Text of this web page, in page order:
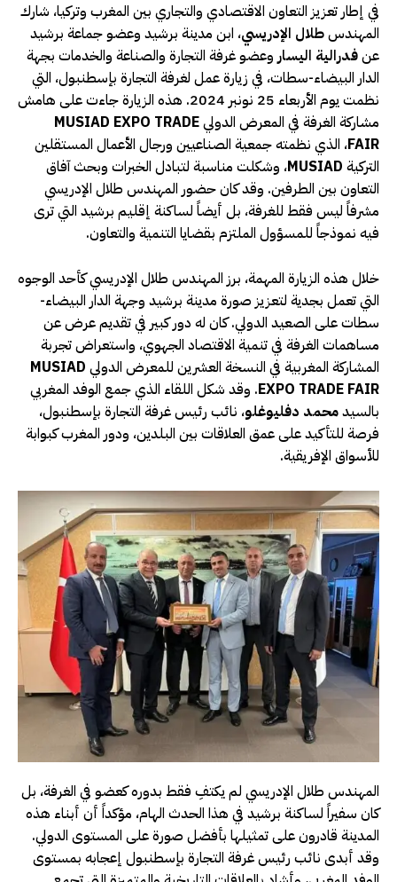
في إطار تعزيز التعاون الاقتصادي والتجاري بين المغرب وتركيا، شارك
المهندسطلال الإدريسي، ابن مدينة برشيد وعضو جماعة برشيد
عنفدرالية اليساروعضو غرفة التجارة والصناعة والخدمات بجهة
الدار البيضاء-سطات، في زيارة عمل لغرفة التجارة بإسطنبول، التي
نظمت يوم الأربعاء 25 نونبر 2024. هذه الزيارة جاءت على هامش
مشاركة الغرفة في المعرض الدوليMUSIAD EXPO TRADE
FAIR، الذي نظمته جمعية الصناعيين ورجال الأعمال المستقلين
التركية MUSIAD، وشكلت مناسبة لتبادل الخبرات وبحث آفاق
التعاون بين الطرفين. وقد كان حضور المهندس طلال الإدريسي
مشرفاً ليس فقط للغرفة، بل أيضاً لساكنة إقليم برشيد التي ترى
فيه نموذجاً للمسؤول الملتزم بقضايا التنمية والتعاون.
خلال هذه الزيارة المهمة، برز المهندس طلال الإدريسي كأحد الوجوه
التي تعمل بجدية لتعزيز صورة مدينة برشيد وجهة الدار البيضاء-
سطات على الصعيد الدولي. كان له دور كبير في تقديم عرض عن
مساهمات الغرفة في تنمية الاقتصاد الجهوي، واستعراض تجربة
المشاركة المغربية في النسخة العشرين للمعرض الدولي MUSIAD
EXPO TRADE FAIR. وقد شكل اللقاء الذي جمع الوفد المغربي
بالسيدمحمد دفليوغلو، نائب رئيس غرفة التجارة بإسطنبول،
فرصة للتأكيد على عمق العلاقات بين البلدين، ودور المغرب كبوابة
للأسواق الإفريقية.
المهندس طلال الإدريسي لم يكتفِ فقط بدوره كعضو في الغرفة، بل
كان سفيراً لساكنة برشيد في هذا الحدث الهام، مؤكداً أن أبناء هذه
المدينة قادرون على تمثيلها بأفضل صورة على المستوى الدولي.
وقد أبدى نائب رئيس غرفة التجارة بإسطنبول إعجابه بمستوى